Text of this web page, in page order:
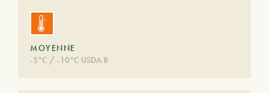
MOYENNE
-5°C / -10°C USDA 8